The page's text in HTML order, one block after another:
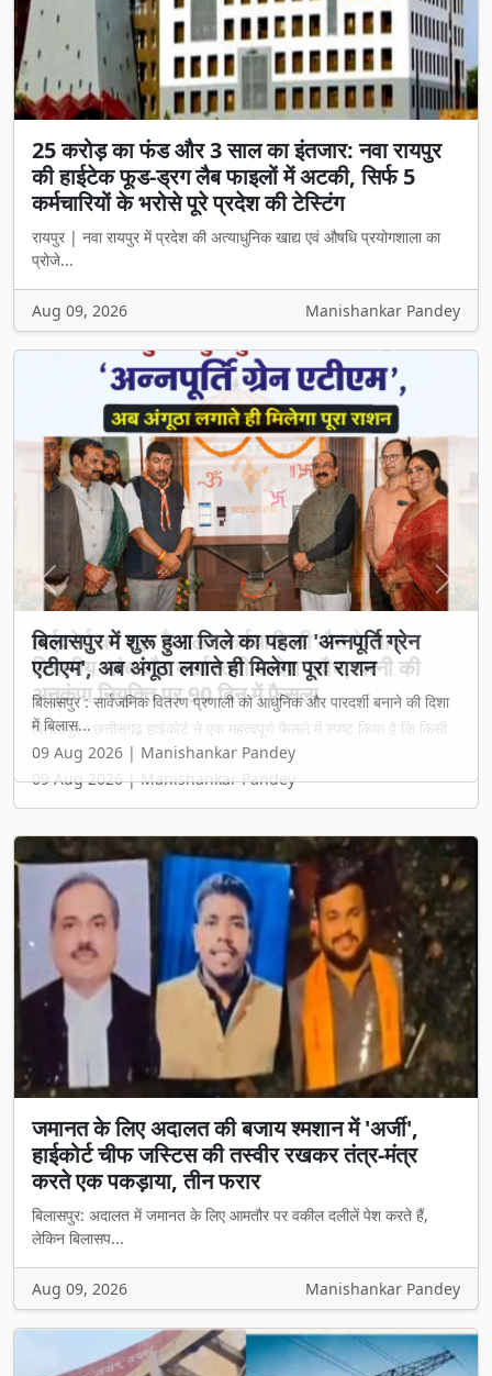
25 करोड़ का फंड और 3 साल का इंतजार: नवा रायपुर
की हाईटेक फूड-ड्रग लैब फाइलों में अटकी, सिर्फ 5
कर्मचारियों के भरोसे पूरे प्रदेश की टेस्टिंग
रायपुर | नवा रायपुर में प्रदेश की अत्याधुनिक खाद्य एवं औषधि प्रयोगशाला का
प्रोजे...
Aug 09, 2026 Manishankar Pandey
बिलासपुर में शुरू हुआ जिले का पहला 'अन्नपूर्ति ग्रेन
एटीएम', अब अंगूठा लगाते ही मिलेगा पूरा राशन
बिलासपुर : सार्वजनिक वितरण प्रणाली को आधुनिक और पारदर्शी बनाने की दिशा
में बिलास...
09 Aug 2026 | Manishankar Pandey
Previous Next
जमानत के लिए अदालत की बजाय श्मशान में 'अर्जी',
हाईकोर्ट चीफ जस्टिस की तस्वीर रखकर तंत्र-मंत्र
करते एक पकड़ाया, तीन फरार
बिलासपुर: अदालत में जमानत के लिए आमतौर पर वकील दलीलें पेश करते हैं,
लेकिन बिलासप...